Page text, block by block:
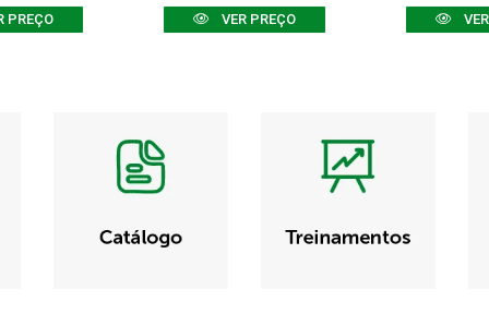
PREÇO VER PREÇO